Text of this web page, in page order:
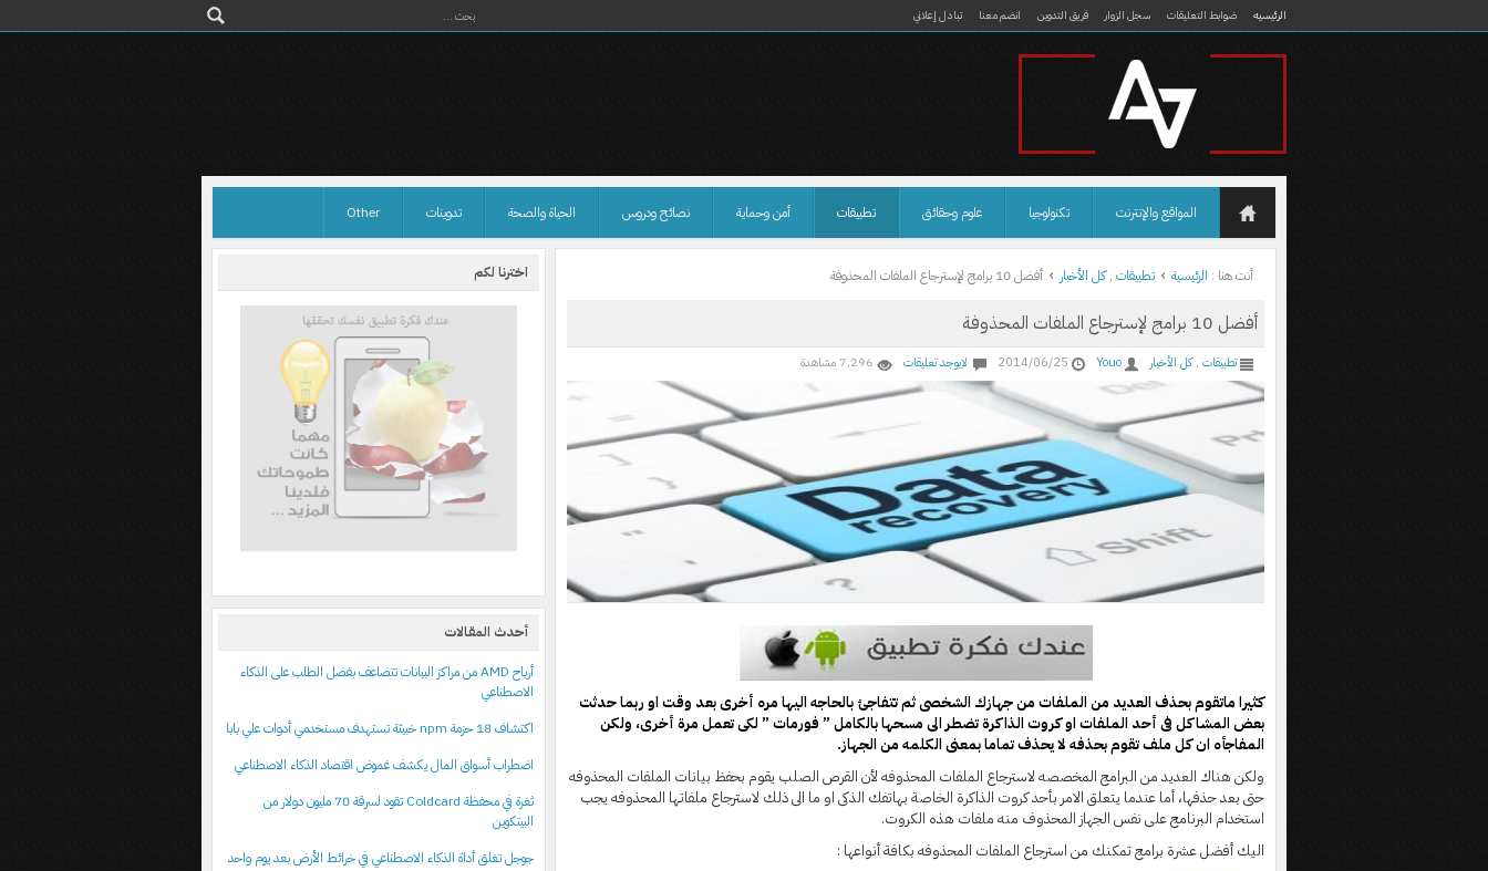
الرئيسيه ضوابط التعليقات سجل الزوار فريق التدوين انضم معنا تبادل إعلاني
المواقع والإنترنت تكنولوجيا علوم وحقائق تطبيقات أمن وحماية نصائح ودروس الحياة والصحة تدوينات Other
اخترنا لكم
أحدث المقالات
أرباح AMD من مراكز البيانات تتضاعف بفضل الطلب على الذكاء
الاصطناعي
اكتشاف 18 حزمة npm خبيثة تستهدف مستخدمي أدوات علي بابا
اضطراب أسواق المال يكشف غموض اقتصاد الذكاء الاصطناعي
ثغرة في محفظة Coldcard تقود لسرقة 70 مليون دولار من
البيتكوين
جوجل تغلق أداة الذكاء الاصطناعي في خرائط الأرض بعد يوم واحد
أنت هنا : الرئيسية تطبيقات ,كل الأخبار أفضل 10 برامج لإسترجاع الملفات المحذوفة
أفضل 10 برامج لإسترجاع الملفات المحذوفة
تطبيقات ,كل الأخبار Youo
2014/06/25 لايوجد تعليقات 7٬296 مشاهدة
كثيرا ماتقوم بحذف العديد من الملفات من جهازك الشخصى ثم تتفاجئ بالحاجه اليها مره أخرى بعد وقت او ربما حدثت
بعض المشاكل فى أحد الملفات او كروت الذاكرة تضطر الى مسحها بالكامل ” فورمات ” لكى تعمل مرة أخرى، ولكن
المفاجأه ان كل ملف تقوم بحذفه لا يحذف تماما بمعنى الكلمه من الجهاز.
ولكن هناك العديد من البرامج المخصصه لاسترجاع الملفات المحذوفه لأن القرص الصلب يقوم بحفظ بيانات الملفات المحذوفه
حتى بعد حذفها، أما عندما يتعلق الامر بأحد كروت الذاكرة الخاصة بهاتفك الذكى او ما الى ذلك لاسترجاع ملفاتها المحذوفه يجب
استخدام البرنامج على نفس الجهاز المحذوف منه ملفات هذه الكروت.
اليك أفضل عشرة برامج تمكنك من استرجاع الملفات المحذوفه بكافة أنواعها :